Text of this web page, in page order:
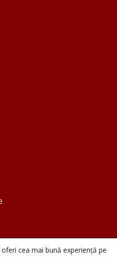
cea mai bună experiență pe